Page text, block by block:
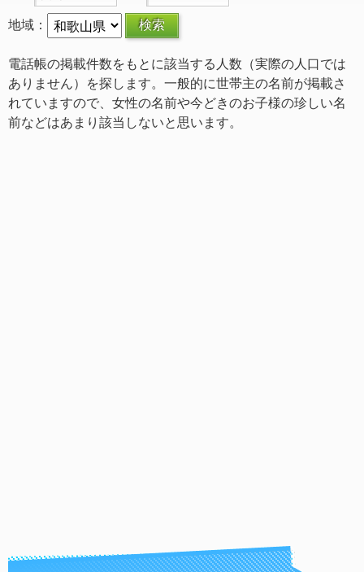
地域：
電話帳の掲載件数をもとに該当する人数（実際の人口では
ありません）を探します。一般的に世帯主の名前が掲載さ
れていますので、女性の名前や今どきのお子様の珍しい名
前などはあまり該当しないと思います。